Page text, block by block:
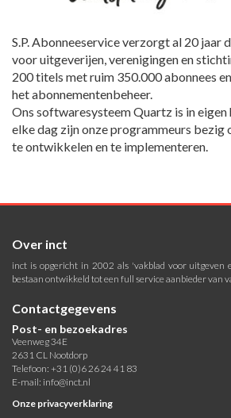
S.P. Abonneeservice verzorgt al 20 jaar
voor uitgeverijen, verenigingen en
200 titels met ruim 350.000 abonnees
het abonnementenbeheer.
Ons softwaresysteem Quartz is in
elke dag zijn onze programmeurs bezig
te ontwikkelen en te implementeren.
Over inct
inct is opgericht in 2002 als 'vakblad voor
bestaan ontwikkeld tot een full service aanbieder van
Contactgegevens
Post- en bezoekadres
Veenweg 34E
2631 CL Nootdorp
Telefoon: +31 (0)6 26 24 41 83
E-mail: info@inct.nl
Onze privacyverklaring